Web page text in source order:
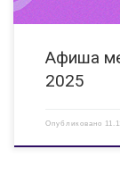
Афиша
2025
Опубликовано